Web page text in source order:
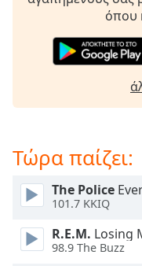
cancel
the
window.
Text
Color
όπου
Τώρα παίζει:
The Police
101.7 KKIQ
R.E.M. Losing
98.9 The Buzz